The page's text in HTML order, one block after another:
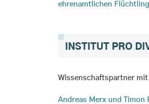
ehrenamtlichen
INSTITUT PRO
Wissenschaftspartner
Andreas Merx und Timon